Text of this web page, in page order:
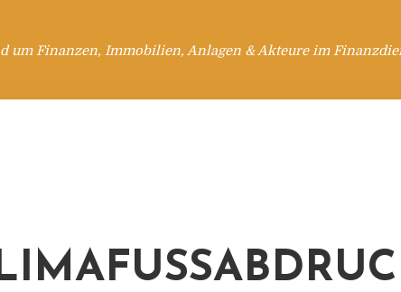
um Finanzen, Immobilien, Anlagen & Akteure im